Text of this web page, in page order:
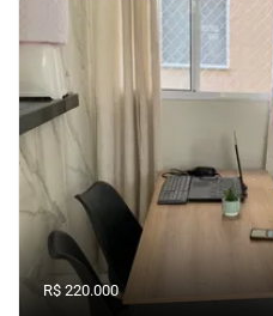
R$ 220.000